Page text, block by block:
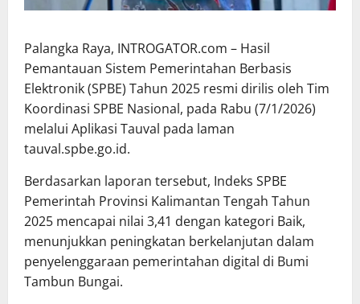
Palangka Raya, INTROGATOR.com – Hasil
Pemantauan Sistem Pemerintahan Berbasis
Elektronik (SPBE) Tahun 2025 resmi dirilis oleh Tim
Koordinasi SPBE Nasional, pada Rabu (7/1/2026)
melalui Aplikasi Tauval pada laman
tauval.spbe.go.id.
Berdasarkan laporan tersebut, Indeks SPBE
Pemerintah Provinsi Kalimantan Tengah Tahun
2025 mencapai nilai 3,41 dengan kategori Baik,
menunjukkan peningkatan berkelanjutan dalam
penyelenggaraan pemerintahan digital di Bumi
Tambun Bungai.